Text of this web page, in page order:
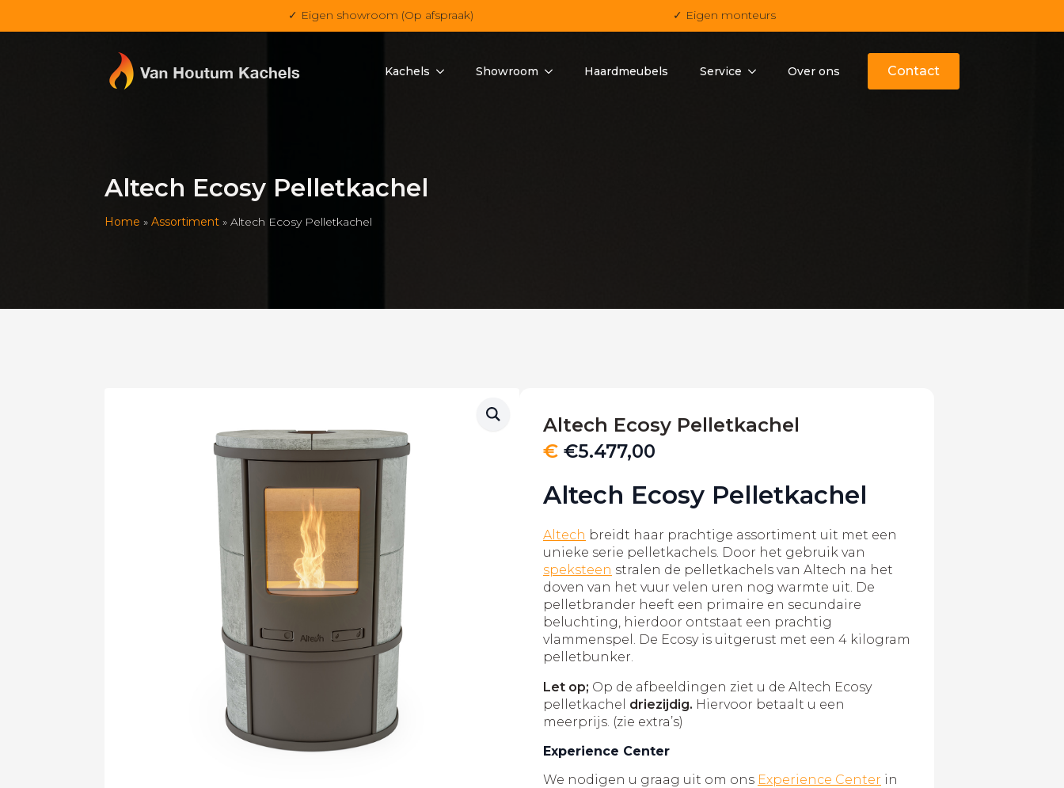
✓ Eigen showroom (Op afspraak) ✓ Eigen monteurs
Kachels Showroom Haardmeubels Service Over ons Contact
Altech Ecosy Pelletkachel
Home » Assortiment » Altech Ecosy Pelletkachel
Altech Ecosy Pelletkachel
€ €5.477,00
Altech Ecosy Pelletkachel
Altech breidt haar prachtige assortiment uit met een
unieke serie pelletkachels. Door het gebruik van
speksteen stralen de pelletkachels van Altech na het
doven van het vuur velen uren nog warmte uit. De
pelletbrander heeft een primaire en secundaire
beluchting, hierdoor ontstaat een prachtig
vlammenspel. De Ecosy is uitgerust met een 4 kilogram
pelletbunker.
Let op; Op de afbeeldingen ziet u de Altech Ecosy
pelletkachel driezijdig. Hiervoor betaalt u een
meerprijs. (zie extra’s)
Experience Center
We nodigen u graag uit om ons Experience Center in